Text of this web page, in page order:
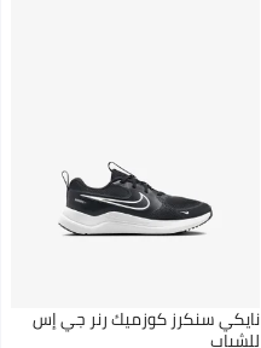
نايكي سنكرز كوزميك رنر جي إس
للشباب